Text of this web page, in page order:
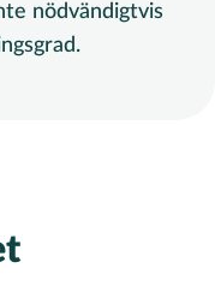
nödvändigtvis